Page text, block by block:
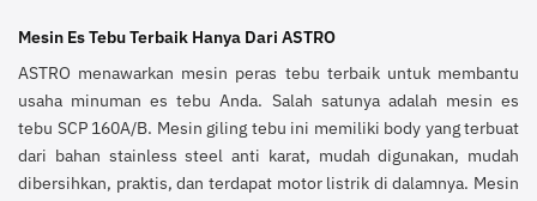
Mesin Es Tebu Terbaik Hanya Dari ASTRO
ASTRO menawarkan mesin peras tebu terbaik untuk membantu
usaha minuman es tebu Anda. Salah satunya adalah mesin es
tebu SCP 160A/B. Mesin giling tebu ini memiliki body yang terbuat
dari bahan stainless steel anti karat, mudah digunakan, mudah
dibersihkan, praktis, dan terdapat motor listrik di dalamnya. Mesin